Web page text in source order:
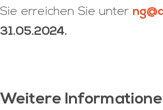
Sie erreichen Sie unter
31.05.2024.
Weitere